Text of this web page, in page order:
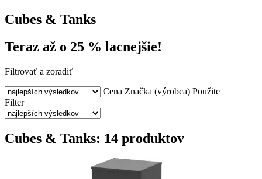
Cubes & Tanks
Teraz až o 25 % lacnejšie!
Filtrovať a zoradiť
Cena Značka (výrobca) Použite
Filter
Cubes & Tanks: 14 produktov